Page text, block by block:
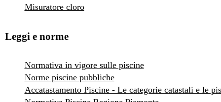
Misuratore cloro
Leggi e norme
Normativa in vigore sulle piscine
Norme piscine pubbliche
Accatastamento Piscine - Le categorie catastali e le